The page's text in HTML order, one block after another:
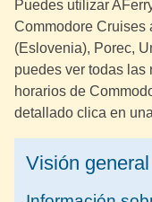
Puedes utilizar
Commodore Cruises
(Eslovenia), Porec,
puedes ver todas las
horarios de
detallado clica en
Visión general